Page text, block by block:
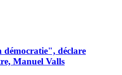
déclare
Manuel Valls